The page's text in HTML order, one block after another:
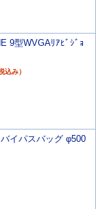
9型WVGAﾘｱﾋﾞｼﾞｮ
込み）
イパスバッグ φ500